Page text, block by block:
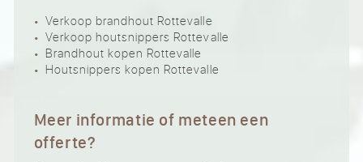
Verkoop brandhout Rottevalle
Verkoop houtsnippers Rottevalle
Brandhout kopen Rottevalle
Houtsnippers kopen Rottevalle
Meer informatie of meteen een
offerte?